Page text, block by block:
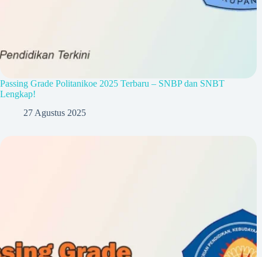
Passing Grade Politanikoe 2025 Terbaru – SNBP dan SNBT
Lengkap!
27 Agustus 2025